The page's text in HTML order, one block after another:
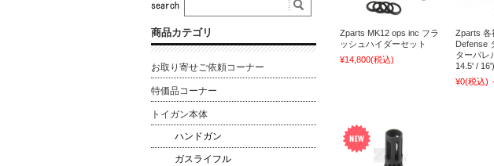
Zparts MK12 ops inc フラ
ッシュハイダーセット
¥14,800(税込)
Zparts 各
Defense
ターバレ
14.5' / 16')
¥0(税込)
商品カテゴリ
お取り寄せご依頼コーナー
特価品コーナー
トイガン本体
ハンドガン
ガスライフル